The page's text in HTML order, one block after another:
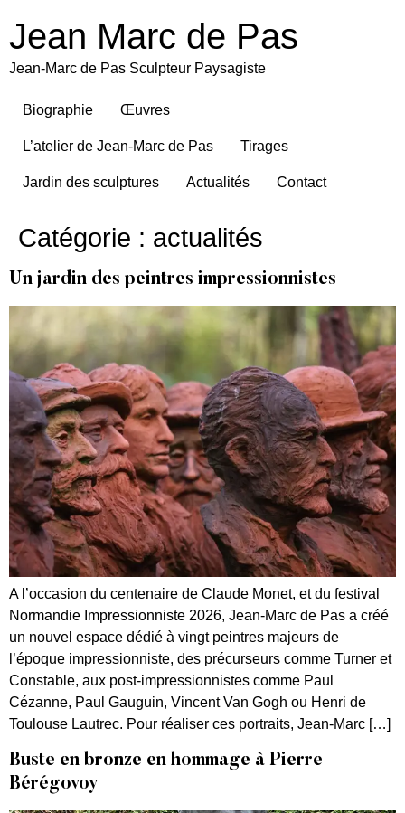
Jean Marc de Pas
Jean-Marc de Pas Sculpteur Paysagiste
Biographie Œuvres
L’atelier de Jean-Marc de Pas Tirages
Jardin des sculptures Actualités Contact
Catégorie : actualités
Un jardin des peintres impressionnistes
A l’occasion du centenaire de Claude Monet, et du festival
Normandie Impressionniste 2026, Jean-Marc de Pas a créé
un nouvel espace dédié à vingt peintres majeurs de
l’époque impressionniste, des précurseurs comme Turner et
Constable, aux post-impressionnistes comme Paul
Cézanne, Paul Gauguin, Vincent Van Gogh ou Henri de
Toulouse Lautrec. Pour réaliser ces portraits, Jean-Marc […]
Buste en bronze en hommage à Pierre
Bérégovoy